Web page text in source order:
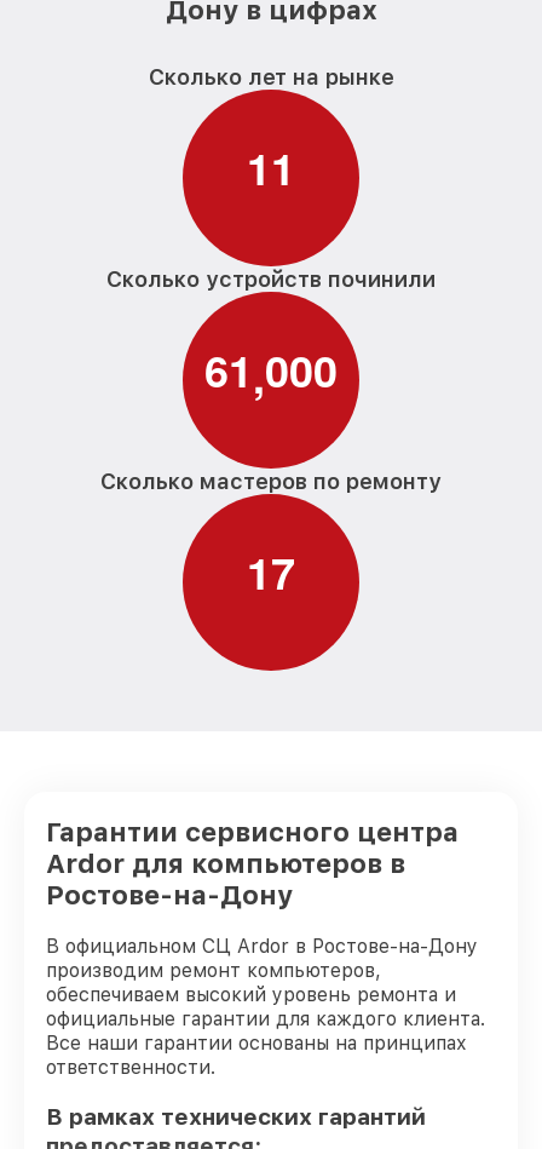
Дону в цифрах
Сколько лет на рынке
11
Сколько устройств починили
61,000
Сколько мастеров по ремонту
17
Гарантии сервисного центра
Ardor для компьютеров в
Ростове-на-Дону
В официальном СЦ Ardor в Ростове-на-Дону
производим ремонт компьютеров,
обеспечиваем высокий уровень ремонта и
официальные гарантии для каждого клиента.
Все наши гарантии основаны на принципах
ответственности.
В рамках технических гарантий